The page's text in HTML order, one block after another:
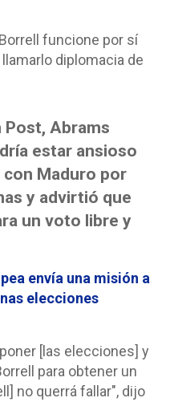
funcione por sí
diplomacia de
Post, Abrams
estar ansioso
Maduro por
y advirtió que
un voto libre y
envía una misión a
elecciones
[las elecciones] y
para obtener un
no querrá fallar", dijo